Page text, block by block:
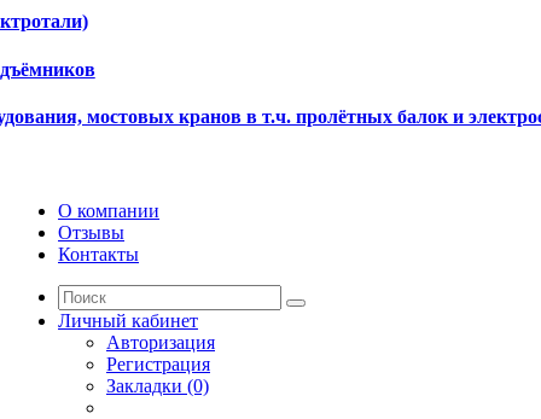
мостовых кранов в т.ч. пролётных балок и
О компании
Отзывы
Контакты
Личный кабинет
Авторизация
Регистрация
Закладки (0)